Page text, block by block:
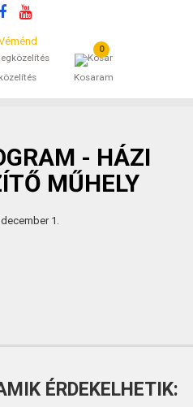
0
Kosaram
FELTÉTELEK
- HÁZI
MŰHELY
1.
ÉRDEKELHETIK: